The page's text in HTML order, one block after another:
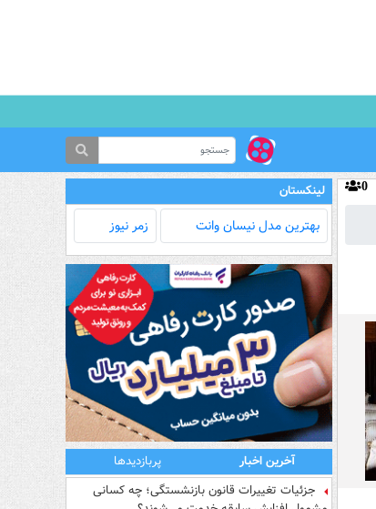
0 لینکستان
بهترین مدل‌ نیسان وانت زمر نیوز
آخرین اخبار
پربازدیدها
جزئیات تغییرات قانون بازنشستگی؛ چه کسانی